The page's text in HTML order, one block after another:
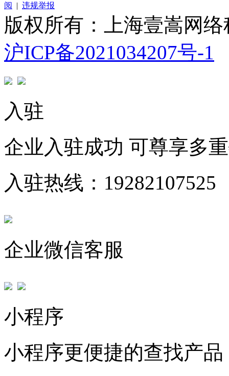
阅
| 违规举报
版权所有：上海壹嵩网
沪ICP备2021034207号-1
入驻
企业入驻成功 可尊享多
入驻热线：19282107525
企业微信客服
小程序
小程序更便捷的查找产品